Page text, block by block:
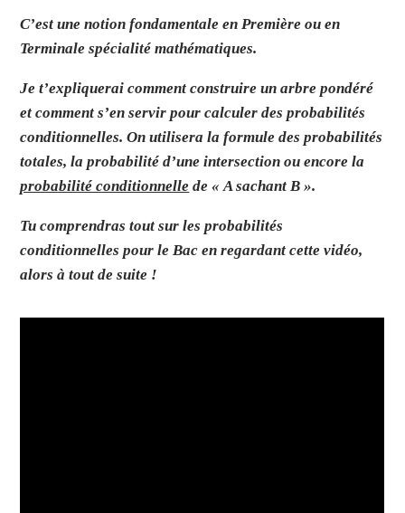
C’est une notion fondamentale en Première ou en
Terminale spécialité mathématiques.
Jet’expliquerai comment construire un arbre pondéré
et comment s’en servir pour calculer des probabilités
conditionnelles. On utilisera la formule des probabilités
totales, la probabilité d’une intersection ou encore la
probabilité conditionnelle de « A sachant B ».
Tu comprendras tout sur les probabilités
conditionnelles pour le Bac en regardant cette vidéo,
alors à tout de suite !